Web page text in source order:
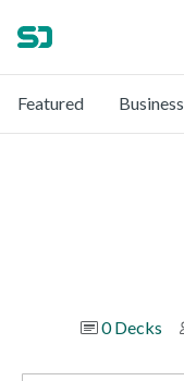
Featured Business
0 Decks